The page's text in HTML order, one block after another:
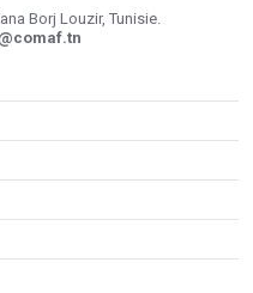
Borj Louzir, Tunisie.